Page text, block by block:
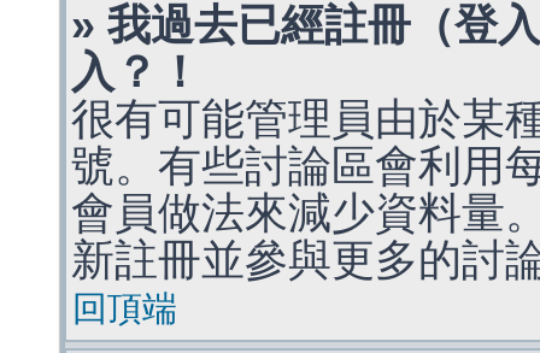
» 我過去已經註冊（登
入？！
很有可能管理員由於某
號。有些討論區會利用
會員做法來減少資料量
新註冊並參與更多的討
回頂端